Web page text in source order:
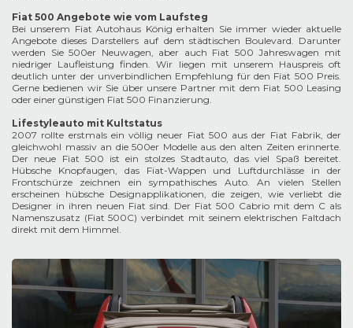
Fiat 500 Angebote wie vom Laufsteg
Bei unserem Fiat Autohaus König erhalten Sie immer wieder aktuelle
Angebote dieses Darstellers auf dem städtischen Boulevard. Darunter
werden Sie 500er Neuwagen, aber auch Fiat 500 Jahreswagen mit
niedriger Laufleistung finden. Wir liegen mit unserem Hauspreis oft
deutlich unter der unverbindlichen Empfehlung für den Fiat 500 Preis.
Gerne bedienen wir Sie über unsere Partner mit dem Fiat 500 Leasing
oder einer günstigen Fiat 500 Finanzierung.
Lifestyleauto mit Kultstatus
2007 rollte erstmals ein völlig neuer Fiat 500 aus der Fiat Fabrik, der
gleichwohl massiv an die 500er Modelle aus den alten Zeiten erinnerte.
Der neue Fiat 500 ist ein stolzes Stadtauto, das viel Spaß bereitet.
Hübsche Knopfaugen, das Fiat-Wappen und Luftdurchlässe in der
Frontschürze zeichnen ein sympathisches Auto. An vielen Stellen
erscheinen hübsche Designapplikationen, die zeigen, wie verliebt die
Designer in ihren neuen Fiat sind. Der Fiat 500 Cabrio mit dem C als
Namenszusatz (Fiat 500C) verbindet mit seinem elektrischen Faltdach
direkt mit dem Himmel.